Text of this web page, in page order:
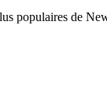
populaires de